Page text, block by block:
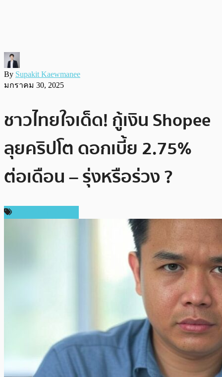
By Supakit Kaewmanee
มกราคม 30, 2025
ชาวไทยใจเด็ด! กู้เงิน Shopee
ลุยคริปโต ดอกเบี้ย 2.75%
ต่อเดือน – รุ่งหรือร่วง ?